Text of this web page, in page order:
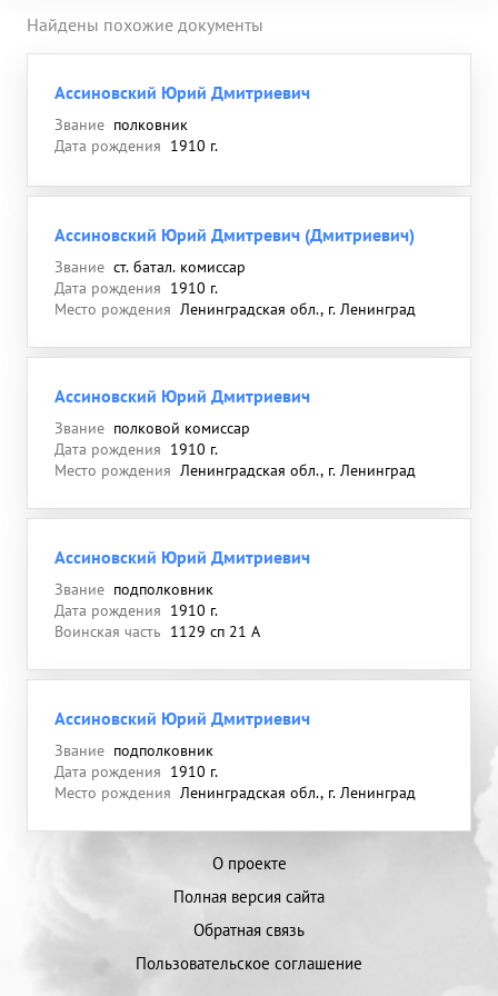
Найдены похожие документы
Ассиновский Юрий Дмитриевич
Звание полковник
Дата рождения 1910 г.
Ассиновский Юрий Дмитревич (Дмитриевич)
Звание ст. батал. комиссар
Дата рождения 1910 г.
Место рождения Ленинградская обл., г. Ленинград
Ассиновский Юрий Дмитриевич
Звание полковой комиссар
Дата рождения 1910 г.
Место рождения Ленинградская обл., г. Ленинград
Ассиновский Юрий Дмитриевич
Звание подполковник
Дата рождения 1910 г.
Воинская часть 1129 сп 21 А
Ассиновский Юрий Дмитриевич
Звание подполковник
Дата рождения 1910 г.
Место рождения Ленинградская обл., г. Ленинград
О проекте
Полная версия сайта
Обратная связь
Пользовательское соглашение